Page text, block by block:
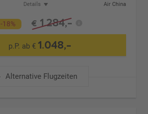
Details
Air China
-18% € 1.284,-
p.P. ab € 1.048,-
Alternative Flugzeiten